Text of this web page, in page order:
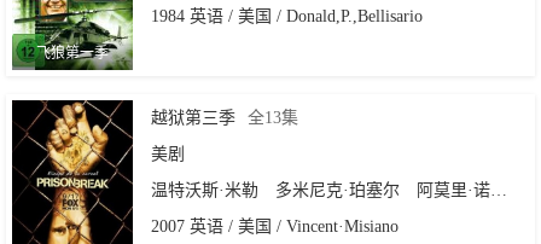
飞狼第一季
1984 英语 / 美国 / Donald,P.,Bellisario
越狱第三季
全13集
美剧
温特沃斯·米勒
多米尼克·珀塞尔
阿莫里·诺拉斯科
2007 英语 / 美国 / Vincent·Misiano